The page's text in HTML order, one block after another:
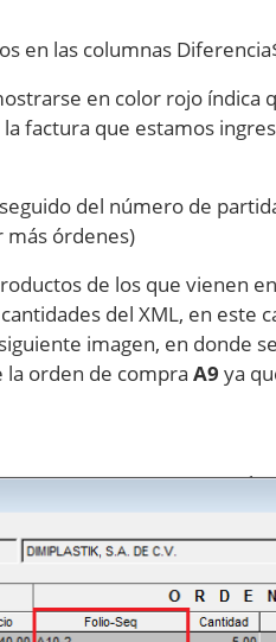
en las columnas
en color rojo índica
factura que estamos
del número de
más órdenes)
de los que vienen
del XML, en este
imagen, en donde
la orden de compra A9 ya